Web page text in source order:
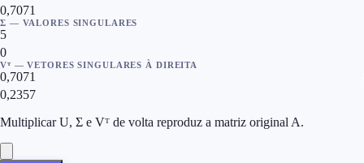
0,7071
Σ — VALORES SINGULARES
5
0
Vᵀ — VETORES SINGULARES À DIREITA
0,7071
0,2357
Multiplicar U, Σ e Vᵀ de volta reproduz a matriz original A.